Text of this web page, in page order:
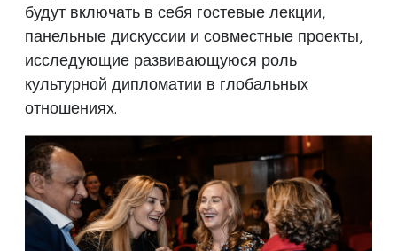
будут включать в себя гостевые лекции,
панельные дискуссии и совместные проекты,
исследующие развивающуюся роль
культурной дипломатии в глобальных
отношениях.